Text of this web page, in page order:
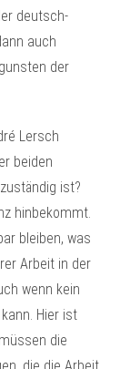
deutsch-
auch
der
Lersch
beiden
ist?
hinbekommt.
bleiben, was
Arbeit in der
wenn kein
Hier ist
die